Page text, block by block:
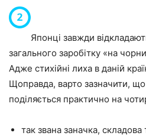
Японці завжди
загального заробітку «на
Адже стихійні лиха в даній
Щоправда, варто зазначити,
поділяється практично на
так звана заначка, складова